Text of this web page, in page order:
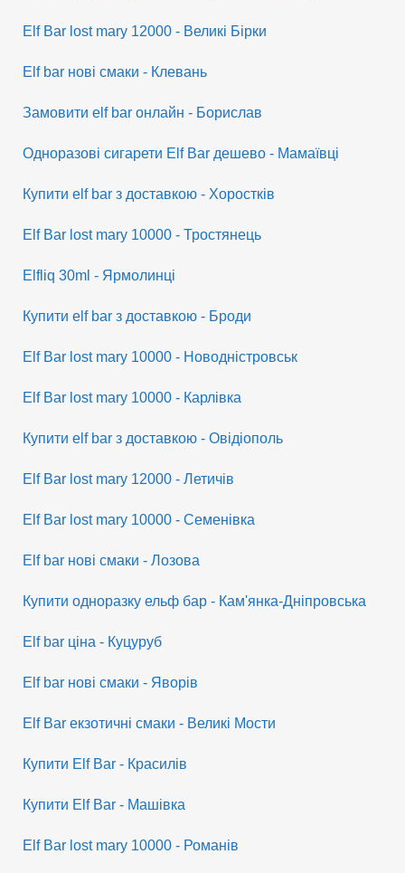
Elf Bar lost mary 12000 - Великі Бірки
Elf bar нові смаки - Клевань
Замовити elf bar онлайн - Борислав
Одноразові сигарети Elf Bar дешево - Мамаївці
Купити elf bar з доставкою - Хоростків
Elf Bar lost mary 10000 - Тростянець
Elfliq 30ml - Ярмолинці
Купити elf bar з доставкою - Броди
Elf Bar lost mary 10000 - Новодністровськ
Elf Bar lost mary 10000 - Карлівка
Купити elf bar з доставкою - Овідіополь
Elf Bar lost mary 12000 - Летичів
Elf Bar lost mary 10000 - Семенівка
Elf bar нові смаки - Лозова
Купити одноразку ельф бар - Кам'янка-Дніпровська
Elf bar ціна - Куцуруб
Elf bar нові смаки - Яворів
Elf Bar екзотичні смаки - Великі Мости
Купити Elf Bar - Красилів
Купити Elf Bar - Машівка
Elf Bar lost mary 10000 - Романів